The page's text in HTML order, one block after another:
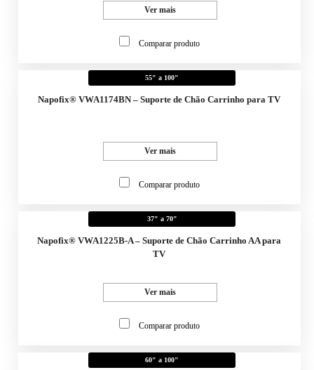
Ver mais
Comparar produto
55" a 100"
Napofix® VWA1174BN – Suporte de Chão Carrinho para TV
Ver mais
Comparar produto
37" a 70"
Napofix® VWA1225B-A – Suporte de Chão Carrinho AA para
TV
Ver mais
Comparar produto
60" a 100"